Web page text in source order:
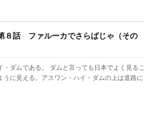
８話 ファルーカでさらばじゃ（その
ダムである。 ダムと言っても日本でよく見るこ
に見える。アスワン・ハイ・ダムの上は道路に